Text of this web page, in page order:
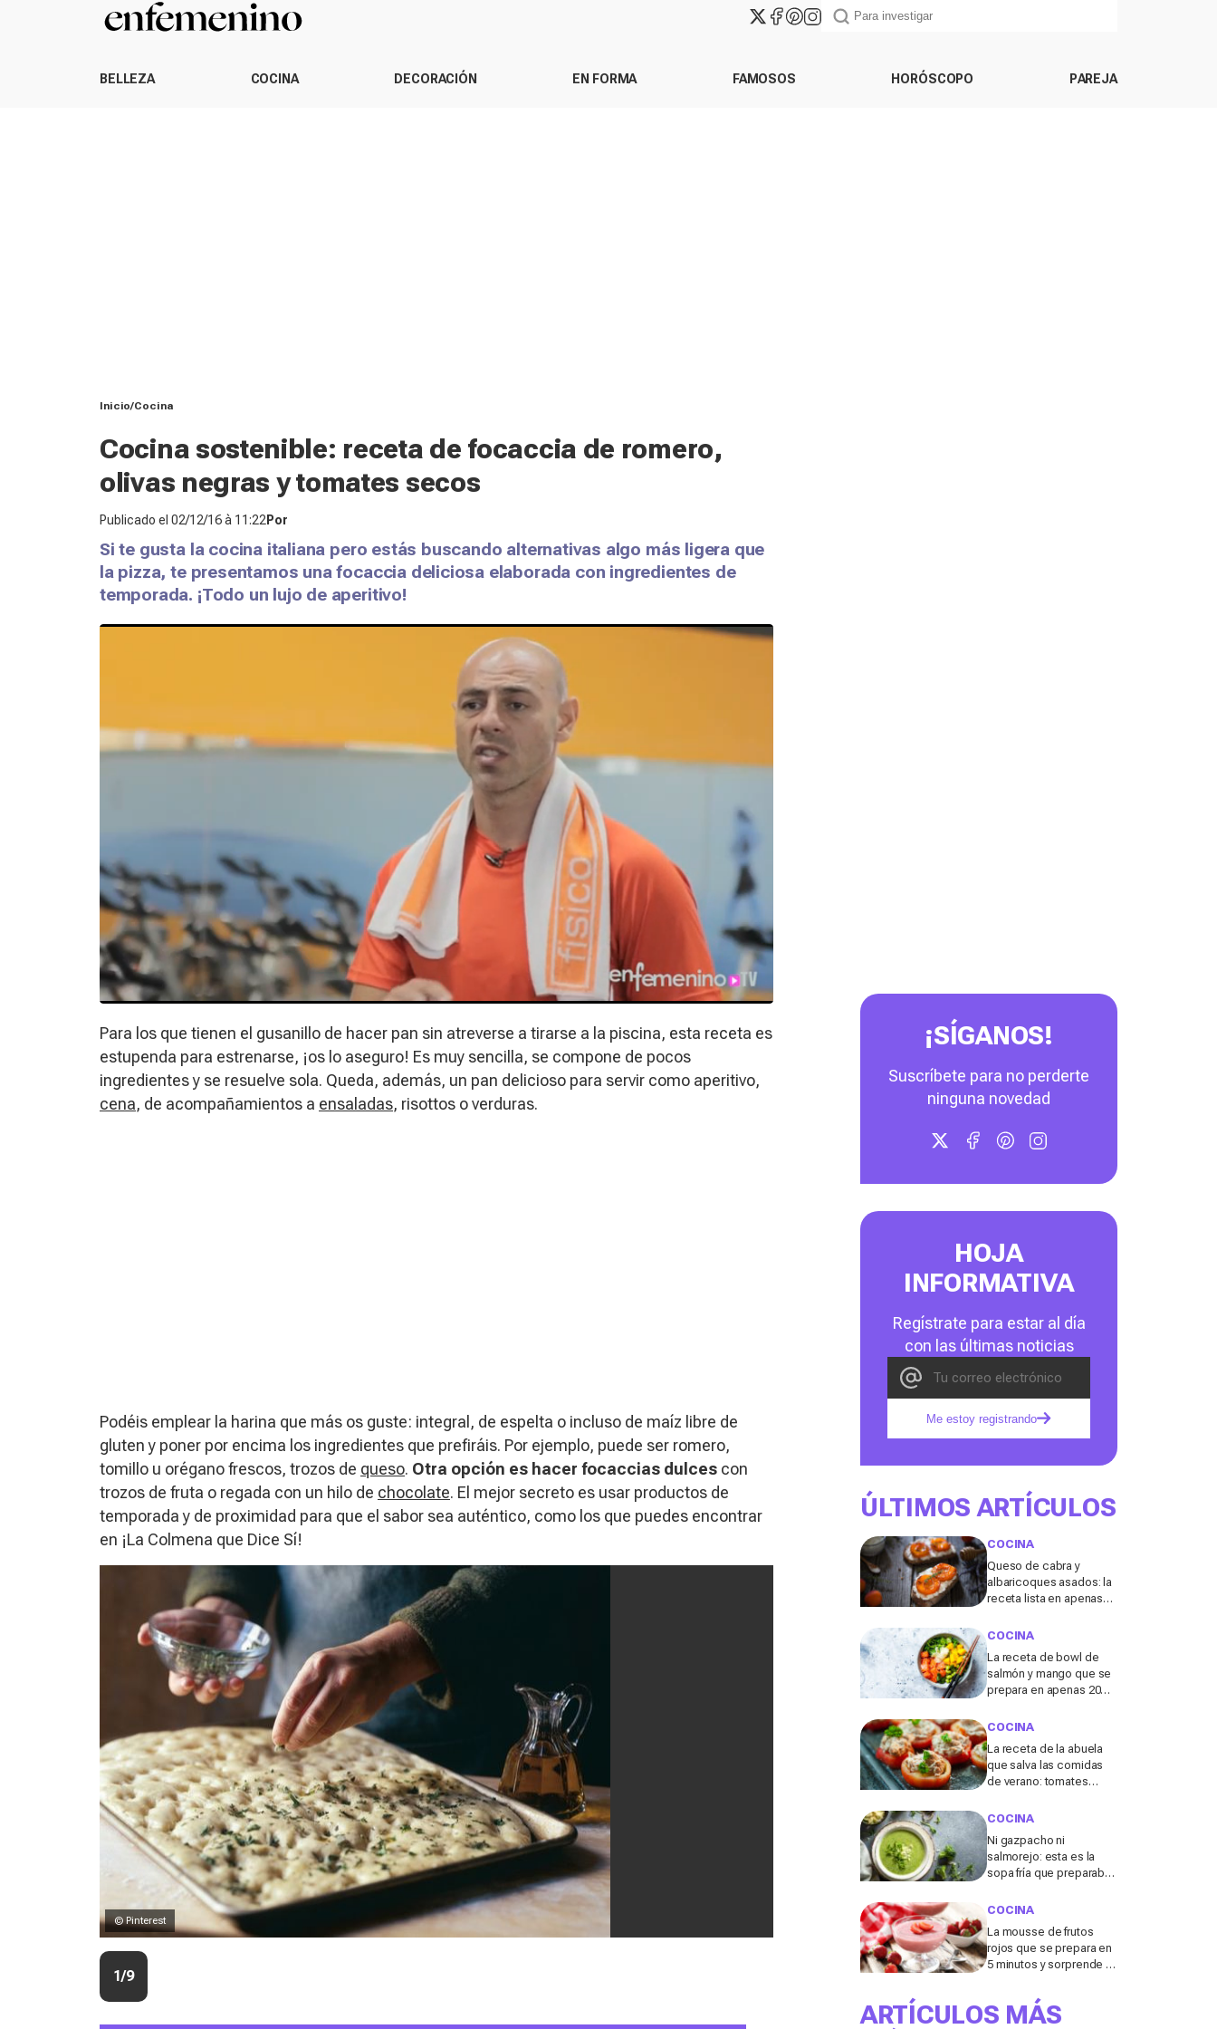
BELLEZA COCINA DECORACIÓN EN FORMA FAMOSOS HORÓSCOPO PAREJA
Inicio Cocina
Cocina sostenible: receta de focaccia de romero,
olivas negras y tomates secos
Publicado el 02/12/16 à 11:22 Por
Si te gusta la cocina italiana pero estás buscando alternativas algo más ligera que
la pizza, te presentamos una focaccia deliciosa elaborada con ingredientes de
temporada. ¡Todo un lujo de aperitivo!
Para los que tienen el gusanillo de hacer pan sin atreverse a tirarse a la piscina, esta receta es
estupenda para estrenarse, ¡os lo aseguro! Es muy sencilla, se compone de pocos
ingredientes y se resuelve sola. Queda, además, un pan delicioso para servir como aperitivo,
cena, de acompañamientos a ensaladas, risottos o verduras.
Podéis emplear la harina que más os guste: integral, de espelta o incluso de maíz libre de
gluten y poner por encima los ingredientes que prefiráis. Por ejemplo, puede ser romero,
tomillo u orégano frescos, trozos de queso. Otra opción es hacer focaccias dulces con
trozos de fruta o regada con un hilo de chocolate. El mejor secreto es usar productos de
temporada y de proximidad para que el sabor sea auténtico, como los que puedes encontrar
en ¡La Colmena que Dice Sí!
© Pinterest
1/9
¡SÍGANOS!
Suscríbete para no perderte
ninguna novedad
HOJA
INFORMATIVA
Regístrate para estar al día
con las últimas noticias
Me estoy registrando
ÚLTIMOS ARTÍCULOS
COCINA
Queso de cabra y
albaricoques asados: la
receta lista en apenas
aperitivo sabroso y
COCINA
La receta de bowl de
salmón y mango que se
prepara en apenas 20
€ menos que pedirla a
COCINA
La receta de la abuela
que salva las comidas
de verano: tomates
encender el horno
COCINA
Ni gazpacho ni
salmorejo: esta es la
sopa fría que preparaban
dormir mejor durante las
COCINA
La mousse de frutos
rojos que se prepara en
5 minutos y sorprende a
noches de verano
ARTÍCULOS MÁS